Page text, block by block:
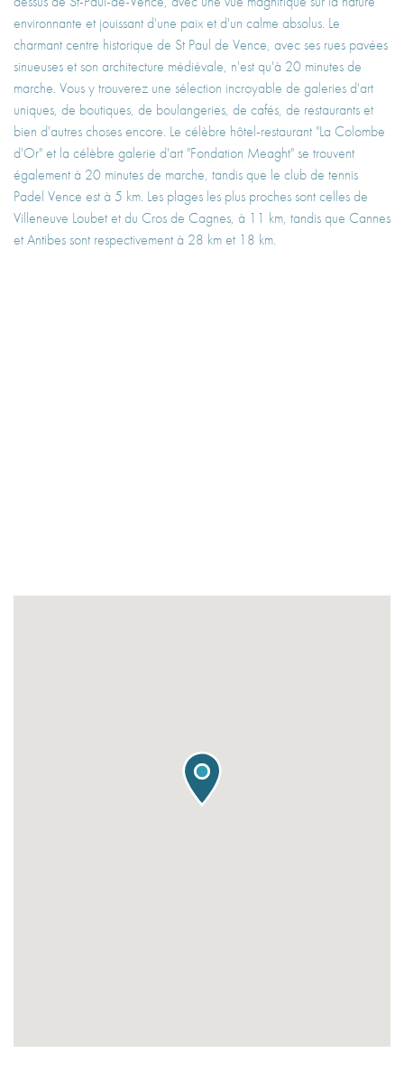
environnante et jouissant d'une paix et d'un calme absolus. Le
charmant centre historique de St Paul de Vence, avec ses rues pavées
sinueuses et son architecture médiévale, n'est qu'à 20 minutes de
marche. Vous y trouverez une sélection incroyable de galeries d'art
uniques, de boutiques, de boulangeries, de cafés, de restaurants et
bien d'autres choses encore. Le célèbre hôtel-restaurant "La Colombe
d'Or" et la célèbre galerie d'art "Fondation Meaght" se trouvent
également à 20 minutes de marche, tandis que le club de tennis
Padel Vence est à 5 km. Les plages les plus proches sont celles de
Villeneuve Loubet et du Cros de Cagnes, à 11 km, tandis que Cannes
et Antibes sont respectivement à 28 km et 18 km.